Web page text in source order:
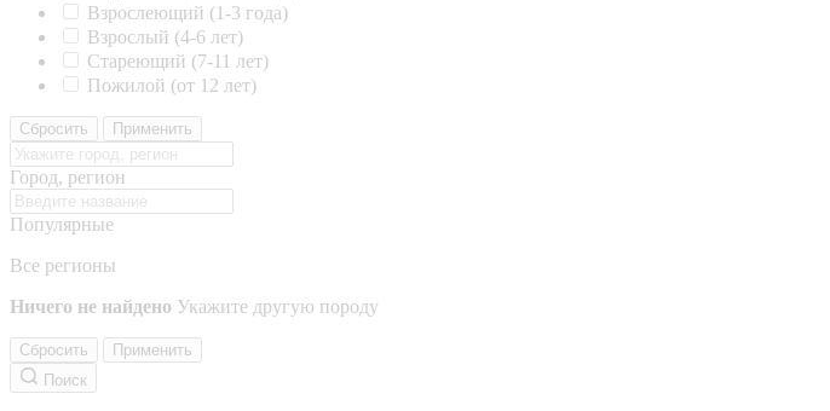
Взрослеющий (1-3 года)
Взрослый (4-6 лет)
Стареющий (7-11 лет)
Пожилой (от 12 лет)
Сбросить Применить
Город, регион
Популярные
Все регионы
Ничего не найдено Укажите другую породу
Сбросить
Применить
Поиск